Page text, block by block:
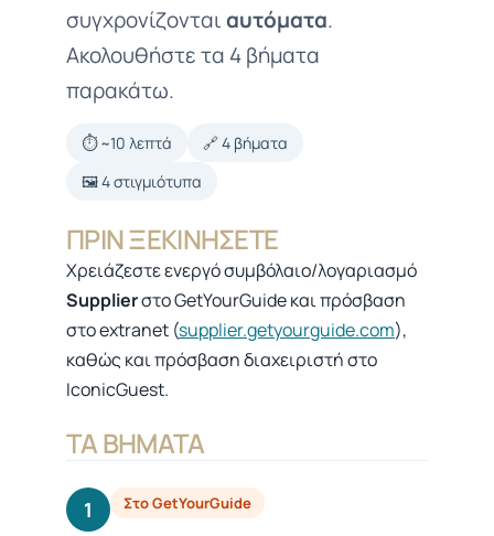
συγχρονίζονταιαυτόματα.
Ακολουθήστε τα 4 βήματα
παρακάτω.
⏱️ ~10 λεπτά
🔗 4 βήματα
🖼️ 4 στιγμιότυπα
ΠΡΙΝ ΞΕΚΙΝΉΣΕΤΕ
Χρειάζεστε ενεργό συμβόλαιο/λογαριασμό
Supplierστο GetYourGuide και πρόσβαση
στο extranet (supplier.getyourguide.com),
καθώς και πρόσβαση διαχειριστή στο
IconicGuest.
ΤΑ ΒΉΜΑΤΑ
1 Στο GetYourGuide